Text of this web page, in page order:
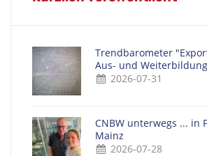
Trendbarometer
Aus- und
2026-07-31
CNBW unterwegs ... in
Mainz
2026-07-28